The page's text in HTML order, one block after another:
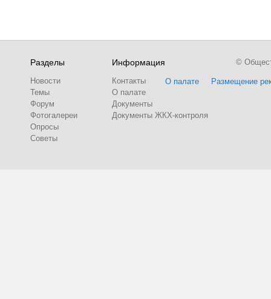
Разделы
Новости
Темы
Форум
Фотогалереи
Опросы
Советы
Информация
Контакты
О палате
Документы
Документы ЖКХ-контроля
О палате Размещение
©